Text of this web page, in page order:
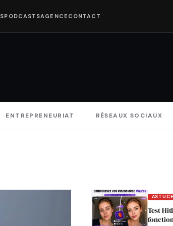
PODCASTSAGENCE CONTACT
ENTREPRENEURIAT RÉSEAUX SOCIAUX
Test